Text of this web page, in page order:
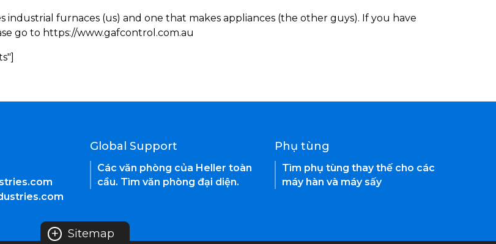
furnaces (us) and one that makes appliances (the other guys). If you have
go to https://www.gafcontrol.com.au
Global Support
Các văn phòng của Heller toàn
cầu. Tìm văn phòng đại diện.
Phụ tùng
Tìm phụ tùng thay thế cho các
máy hàn và máy sấy
+ Sitemap